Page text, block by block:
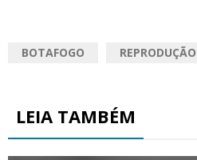
BOTAFOGO REPRODUÇÃO
LEIA TAMBÉM